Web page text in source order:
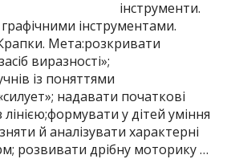
інструменти.
інструментами.
Мета:розкривати
виразності»;
із поняттями
надавати початкові
у дітей уміння
й аналізувати характерні
розвивати дрібну моторику …